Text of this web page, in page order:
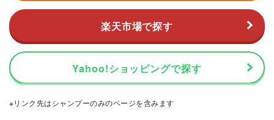
楽天市場で探す
Yahoo!ショッピングで探す
※リンク先はシャンプーのみのページを含みます